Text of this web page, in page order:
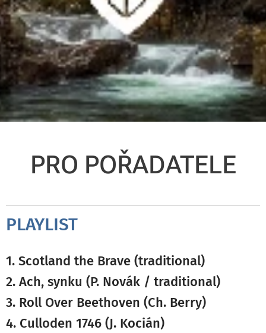
PRO POŘADATELE
PLAYLIST
1. Scotland the Brave (traditional)
2. Ach, synku (P. Novák / traditional)
3. Roll Over Beethoven (Ch. Berry)
4. Culloden 1746 (J. Kocián)